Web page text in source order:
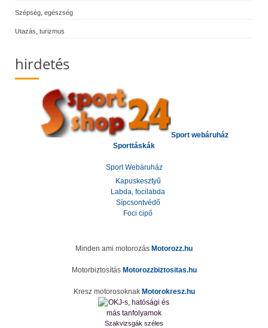
Szépség, egészség
Utazás, turizmus
hirdetés
Sport webáruház
Sporttáskák
Sport Webáruház
Kapuskesztyű
Labda, focilabda
Sípcsontvédő
Foci cipő
Minden ami motorozás Motorozz.hu
Motorbiztosítás Motorozzbiztositas.hu
Kresz motorosoknak Motorokresz.hu
Szakvizsgák széles